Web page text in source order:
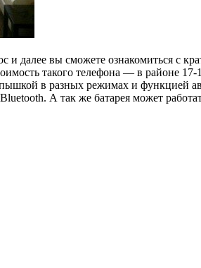
далее вы сможете ознакомиться с
такого телефона — в районе 17-
в разных режимах и функцией
А так же батарея может